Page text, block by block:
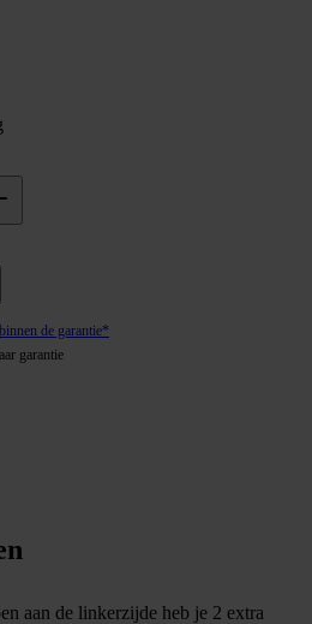
binnen de garantie*
garantie
aan de linkerzijde heb je 2 extra